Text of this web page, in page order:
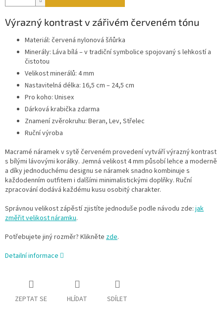
Výrazný kontrast v zářivém červeném tónu
Materiál: červená nylonová šňůrka
Minerály: Láva bílá – v tradiční symbolice spojovaný s lehkostí a
čistotou
Velikost minerálů: 4 mm
Nastavitelná délka: 16,5 cm – 24,5 cm
Pro koho: Unisex
Dárková krabička zdarma
Znamení zvěrokruhu: Beran, Lev, Střelec
Ruční výroba
Macramé náramek v sytě červeném provedení vytváří výrazný kontrast
s bílými lávovými korálky. Jemná velikost 4 mm působí lehce a moderně
a díky jednoduchému designu se náramek snadno kombinuje s
každodenním outfitem i dalšími minimalistickými doplňky. Ruční
zpracování dodává každému kusu osobitý charakter.
Správnou velikost zápěstí zjistíte jednoduše podle návodu zde: jak
změřit velikost náramku.
Potřebujete jiný rozměr? Klikněte zde.
Detailní informace
ZEPTAT SE HLÍDAT SDÍLET